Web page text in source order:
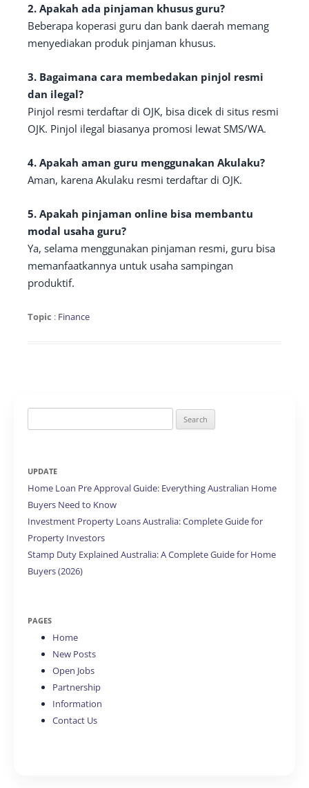
2. Apakah ada pinjaman khusus guru?
Beberapa koperasi guru dan bank daerah memang
menyediakan produk pinjaman khusus.
3. Bagaimana cara membedakan pinjol resmi
dan ilegal?
Pinjol resmi terdaftar di OJK, bisa dicek di situs resmi
OJK. Pinjol ilegal biasanya promosi lewat SMS/WA.
4. Apakah aman guru menggunakan Akulaku?
Aman, karena Akulaku resmi terdaftar di OJK.
5. Apakah pinjaman online bisa membantu
modal usaha guru?
Ya, selama menggunakan pinjaman resmi, guru bisa
memanfaatkannya untuk usaha sampingan
produktif.
Topic : Finance
for:
UPDATE
Home Loan Pre Approval Guide: Everything Australian Home
Buyers Need to Know
Investment Property Loans Australia: Complete Guide for
Property Investors
Stamp Duty Explained Australia: A Complete Guide for Home
Buyers (2026)
PAGES
Home
New Posts
Open Jobs
Partnership
Information
Contact Us